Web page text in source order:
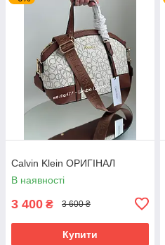
Calvin Klein ОРИГІНАЛ
В наявності
3 400 ₴ 3 600 ₴
Купити